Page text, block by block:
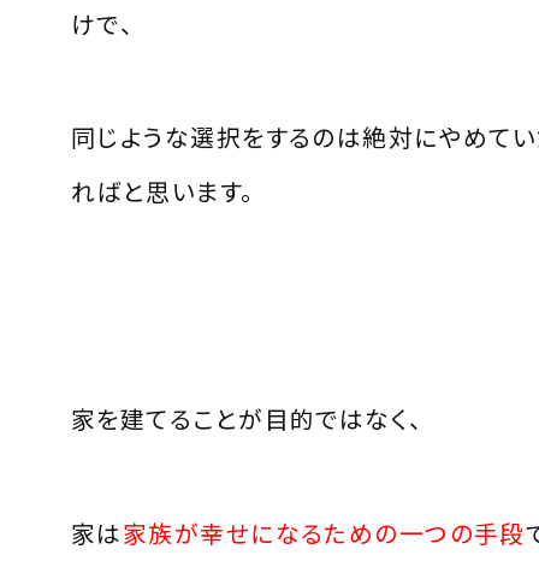
けで、
同じような選択をするのは絶対にやめて
ればと思います。
家を建てることが目的ではなく、
家は家族が幸せになるための一つの手段